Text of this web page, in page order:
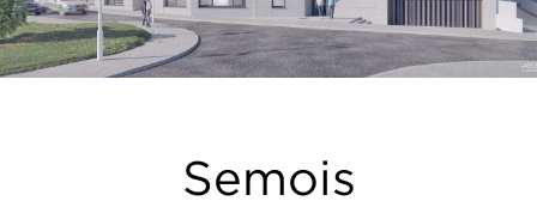
Semois